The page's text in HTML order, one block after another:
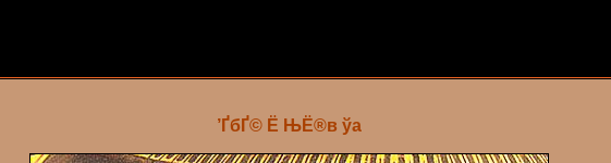
’ҐбҐ© Ё ЊЁ­®в ўа